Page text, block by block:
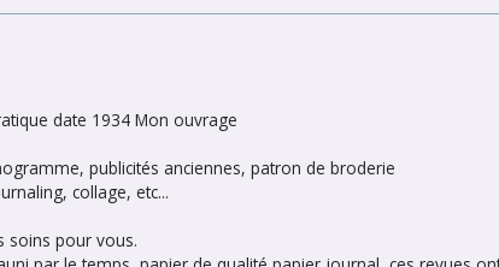
date 1934 Mon ouvrage
publicités anciennes, patron de broderie
collage, etc...
soins pour vous.